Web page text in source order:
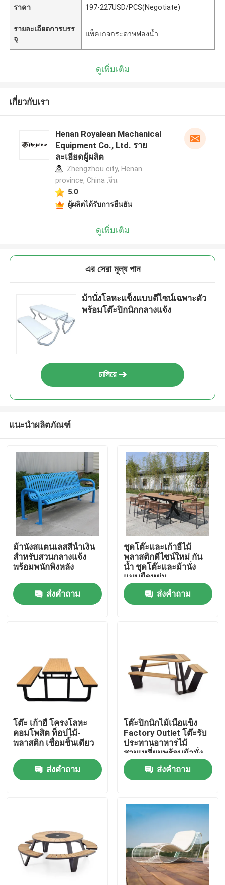
เกี่ยวกับเรา
ทัวร์โรงงาน
ควบคุมคุณภาพ
งานโลหะตกแต่ง
ราคา 197-227USD/PCS(Negotiate)
รายละเอียดการบรร
จุ
แพ็คเกจกระดาษฟองน้ำ
ดูเพิ่มเติม
เกี่ยวกับเรา
Henan Royalean Machanical
Equipment Co., Ltd. ราย
ละเอียดผู้ผลิต
Zhengzhou city, Henan
province, China ,จีน
5.0
ผู้ผลิตได้รับการยืนยัน
ดูเพิ่มเติม
এর সেরা মূল্য পান
ม้านั่งโลหะแข็งแบบดีไซน์เฉพาะตัว
พร้อมโต๊ะปิกนิกกลางแจ้ง
চালিয়ে
แนะนำผลิตภัณฑ์
ม้านั่งสแตนเลสสีน้ำเงิน
สำหรับสวนกลางแจ้ง
พร้อมพนักพิงหลัง
ส่งคำถาม
ชุดโต๊ะและเก้าอี้ไม้
พลาสติกดีไซน์ใหม่ กัน
น้ำ ชุดโต๊ะและม้านั่ง
แบบยืดหยุ่น
ส่งคำถาม
โต๊ะ เก้าอี้ โครงโลหะ
คอมโพสิต ท็อปไม้-
พลาสติก เชื่อมชิ้นเดียว
ส่งคำถาม
โต๊ะปิกนิกไม้เนื้อแข็ง
Factory Outlet โต๊ะรับ
ประทานอาหารไม้
สามเหลี่ยมพร้อมม้านั่ง
ส่งคำถาม